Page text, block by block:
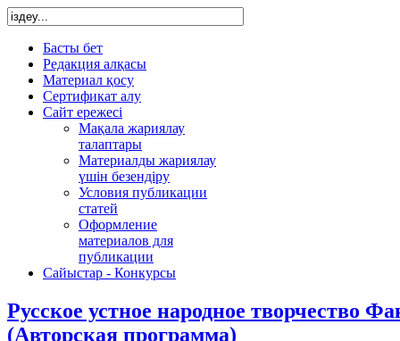
Басты бет
Редакция алқасы
Материал қосу
Сертификат алу
Сайт ережесі
Мақала жариялау
талаптары
Материалды жариялау
үшін безендіру
Условия публикации
статей
Оформление
материалов для
публикации
Сайыстар - Конкурсы
Русское устное народное творчество
(Авторская программа)